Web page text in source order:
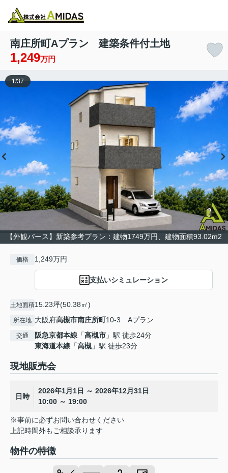
南庄所町Aプラン 建築条件付土地
1,249万円
【外観パース】新築参考プラン：建物1749万円、建物面積93.02m2
1 /37
価格 1,249万円
支払いシミュレーション
土地面積15.23坪(50.38㎡)
所在地 大阪府高槻市南庄所町10-3 Aプラン
交通 阪急京都本線 「高槻市 」駅 徒歩24分
東海道本線 「高槻 」駅 徒歩23分
現地販売会
日時
2026年1月1日 ～ 2026年12月31日
10:00 ～ 19:00
※事前に必ずお問い合わせください
上記時間外もご相談承ります
物件の特徴